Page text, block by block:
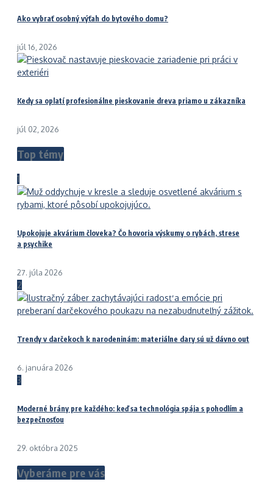
Ako vybrať osobný výťah do bytového domu?
júl 16, 2026
Kedy sa oplatí profesionálne pieskovanie dreva priamo u zákazníka
júl 02, 2026
Top témy
1
Upokojuje akvárium človeka? Čo hovoria výskumy o rybách, strese
a psychike
27. júla 2026
2
Trendy v darčekoch k narodeninám: materiálne dary sú už dávno out
6. januára 2026
3
Moderné brány pre každého: keď sa technológia spája s pohodlím a
bezpečnosťou
29. októbra 2025
Vyberáme pre vás